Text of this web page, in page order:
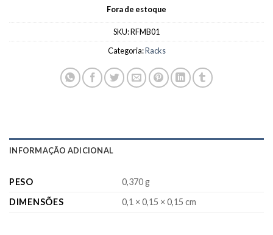
Fora de estoque
SKU:RFMB01
Categoria:Racks
INFORMAÇÃO ADICIONAL
PESO
0,370 g
DIMENSÕES
0,1 × 0,15 × 0,15 cm